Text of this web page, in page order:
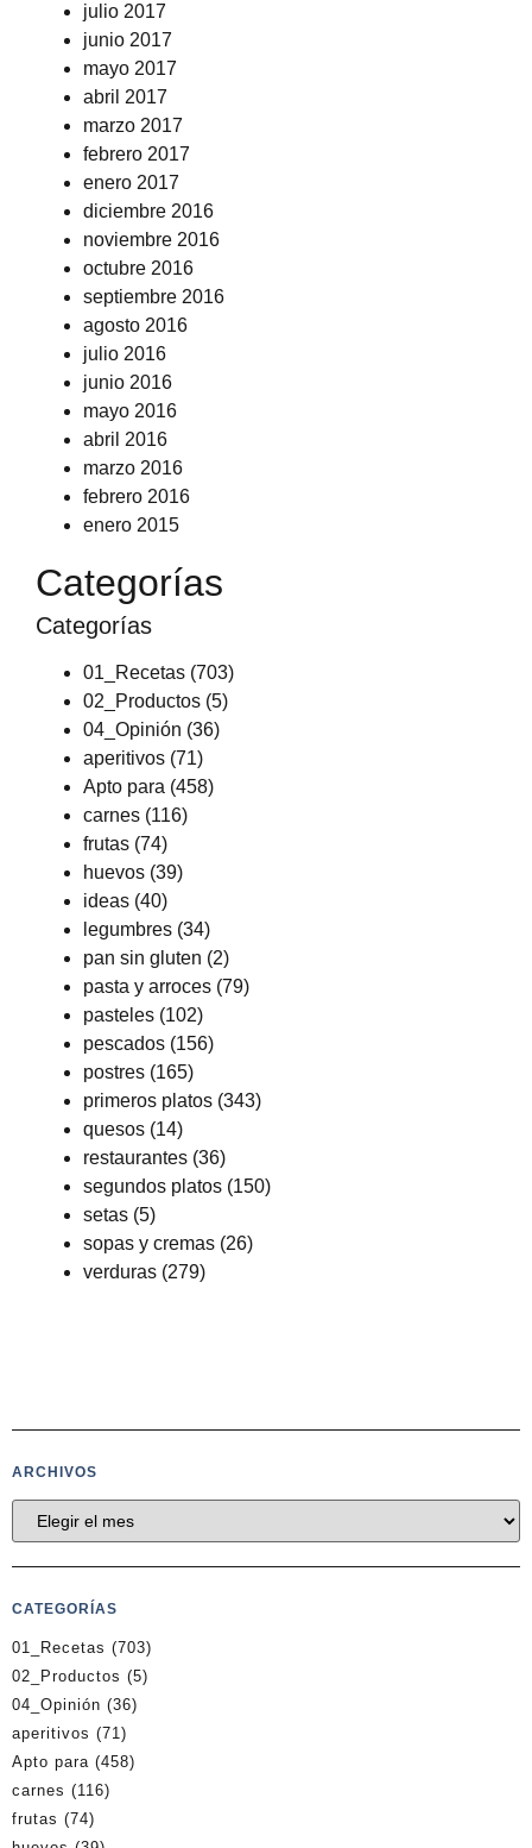
julio 2017
junio 2017
mayo 2017
abril 2017
marzo 2017
febrero 2017
enero 2017
diciembre 2016
noviembre 2016
octubre 2016
septiembre 2016
agosto 2016
julio 2016
junio 2016
mayo 2016
abril 2016
marzo 2016
febrero 2016
enero 2015
Categorías
Categorías
01_Recetas (703)
02_Productos (5)
04_Opinión (36)
aperitivos (71)
Apto para (458)
carnes (116)
frutas (74)
huevos (39)
ideas (40)
legumbres (34)
pan sin gluten (2)
pasta y arroces (79)
pasteles (102)
pescados (156)
postres (165)
primeros platos (343)
quesos (14)
restaurantes (36)
segundos platos (150)
setas (5)
sopas y cremas (26)
verduras (279)
ARCHIVOS
CATEGORÍAS
01_Recetas (703)
02_Productos (5)
04_Opinión (36)
aperitivos (71)
Apto para (458)
carnes (116)
frutas (74)